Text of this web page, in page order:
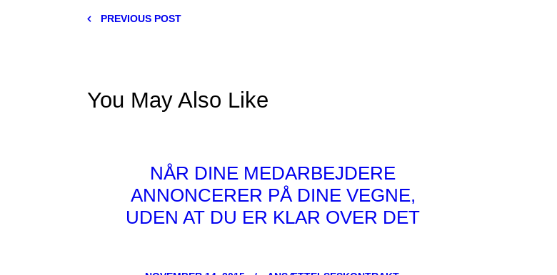
PREVIOUS POST
You May Also Like
NÅR DINE MEDARBEJDERE
ANNONCERER PÅ DINE VEGNE,
UDEN AT DU ER KLAR OVER DET